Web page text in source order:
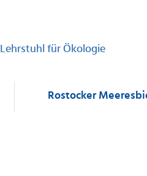
Lehrstuhl für Ökologie
Rostocker